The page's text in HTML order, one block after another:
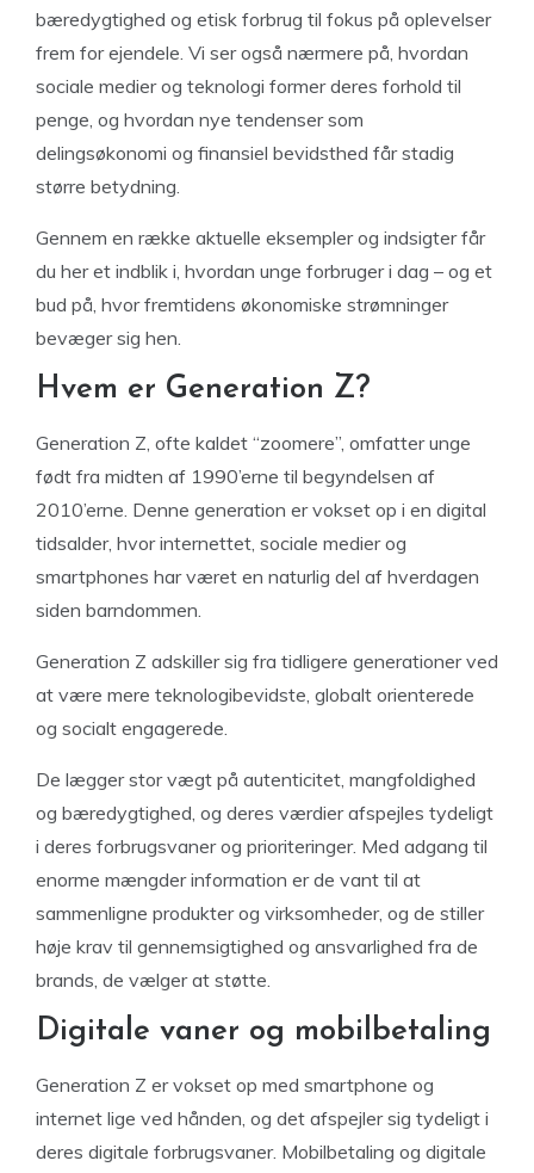
bæredygtighed og etisk forbrug til fokus på oplevelser
frem for ejendele. Vi ser også nærmere på, hvordan
sociale medier og teknologi former deres forhold til
penge, og hvordan nye tendenser som
delingsøkonomi og finansiel bevidsthed får stadig
større betydning.
Gennem en række aktuelle eksempler og indsigter får
du her et indblik i, hvordan unge forbruger i dag – og et
bud på, hvor fremtidens økonomiske strømninger
bevæger sig hen.
Hvem er Generation Z?
Generation Z, ofte kaldet “zoomere”, omfatter unge
født fra midten af 1990’erne til begyndelsen af
2010’erne. Denne generation er vokset op i en digital
tidsalder, hvor internettet, sociale medier og
smartphones har været en naturlig del af hverdagen
siden barndommen.
Generation Z adskiller sig fra tidligere generationer ved
at være mere teknologibevidste, globalt orienterede
og socialt engagerede.
De lægger stor vægt på autenticitet, mangfoldighed
og bæredygtighed, og deres værdier afspejles tydeligt
i deres forbrugsvaner og prioriteringer. Med adgang til
enorme mængder information er de vant til at
sammenligne produkter og virksomheder, og de stiller
høje krav til gennemsigtighed og ansvarlighed fra de
brands, de vælger at støtte.
Digitale vaner og mobilbetaling
Generation Z er vokset op med smartphone og
internet lige ved hånden, og det afspejler sig tydeligt i
deres digitale forbrugsvaner. Mobilbetaling og digitale